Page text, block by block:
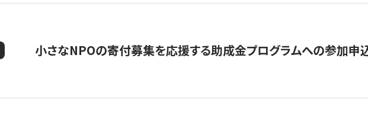
小さなNPOの寄付募集を応援する助成金プログラムへの参加申